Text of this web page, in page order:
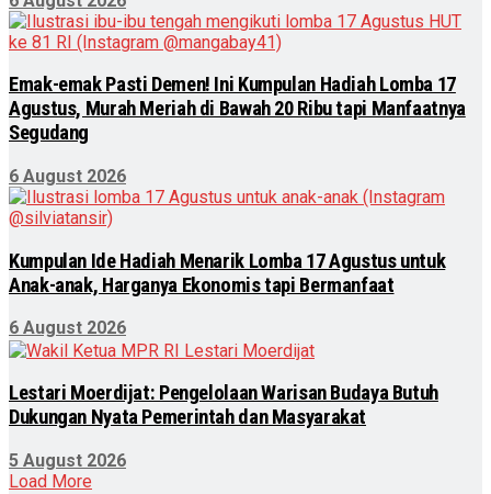
Emak-emak Pasti Demen! Ini Kumpulan Hadiah Lomba 17
Agustus, Murah Meriah di Bawah 20 Ribu tapi Manfaatnya
Segudang
6 August 2026
Kumpulan Ide Hadiah Menarik Lomba 17 Agustus untuk
Anak-anak, Harganya Ekonomis tapi Bermanfaat
6 August 2026
Lestari Moerdijat: Pengelolaan Warisan Budaya Butuh
Dukungan Nyata Pemerintah dan Masyarakat
5 August 2026
Load More